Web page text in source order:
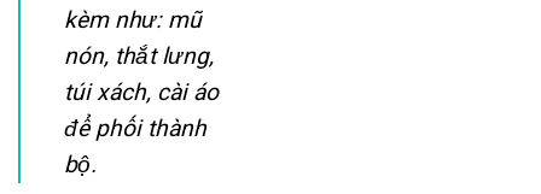
kèm như: mũ
nón, thắt lưng,
túi xách, cài áo
để phối thành
bộ.